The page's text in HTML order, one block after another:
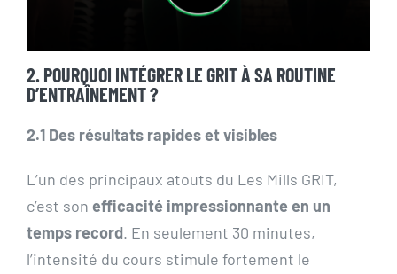
2. POURQUOI INTÉGRER LE GRIT À SA ROUTINE
D’ENTRAÎNEMENT ?
2.1 Des résultats rapides et visibles
L’un des principaux atouts du Les Mills GRIT,
c’est son efficacité impressionnante en un
temps record. En seulement 30 minutes,
l’intensité du cours stimule fortement le